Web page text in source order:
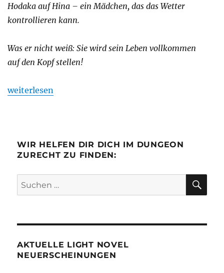
Hodaka auf Hina – ein Mädchen, das das Wetter
kontrollieren kann.
Was er nicht weiß: Sie wird sein Leben vollkommen
auf den Kopf stellen!
„Review: Weathering With You“
weiterlesen
WIR HELFEN DIR DICH IM DUNGEON
ZURECHT ZU FINDEN:
Suchen
nach:
AKTUELLE LIGHT NOVEL
NEUERSCHEINUNGEN